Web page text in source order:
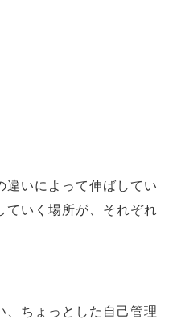
いによって伸ばしてい
ていく場所が、それぞれ
ちょっとした自己管理